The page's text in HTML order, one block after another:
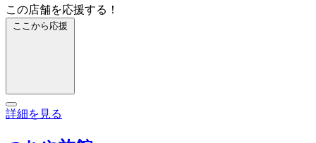
この店舗を応援する！
ここから応援
詳細を見る